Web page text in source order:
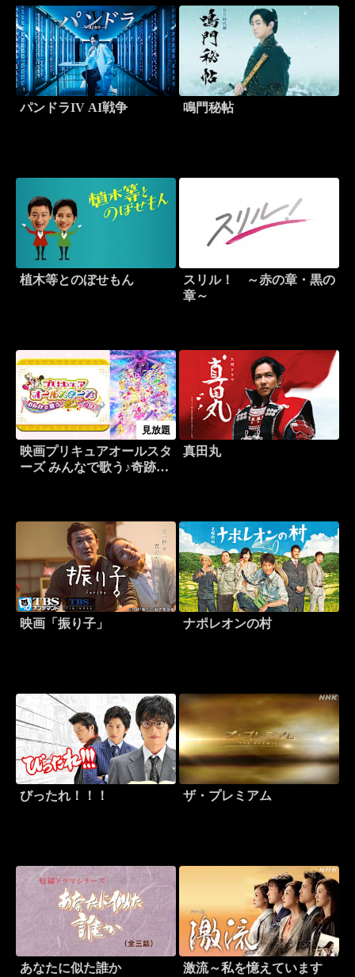
パンドラIV AI戦争 鳴門秘帖
植木等とのぼせもん
スリル！ ～赤の章・黒の
章～
見放題
映画プリキュアオールスタ
ーズ みんなで歌う♪奇跡の
真田丸
映画「振り子」 ナポレオンの村
びったれ！！！ ザ・プレミアム
あなたに似た誰か
激流～私を憶えています